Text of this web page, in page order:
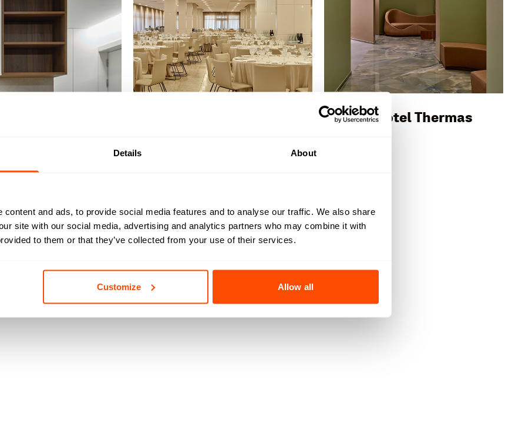
Details About
content and ads, to provide social media features and to analyse our traffic. We also share
site with our social media, advertising and analytics partners who may combine it with
to them or that they’ve collected from your use of their services.
Customize Allow all
SÃO PEDRO DO SUL
Grande Hotel Thermas